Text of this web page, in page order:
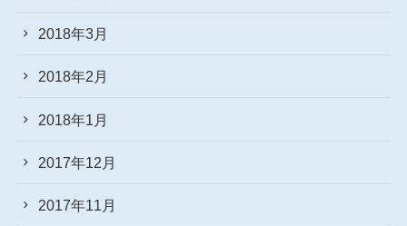
2018年3月
2018年2月
2018年1月
2017年12月
2017年11月